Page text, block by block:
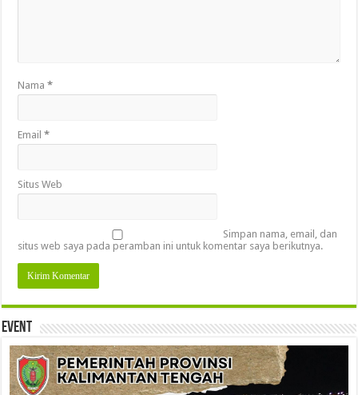
Nama*
Email*
Situs Web
Simpan nama, email, dan
situs web saya pada peramban ini untuk komentar saya berikutnya.
Event